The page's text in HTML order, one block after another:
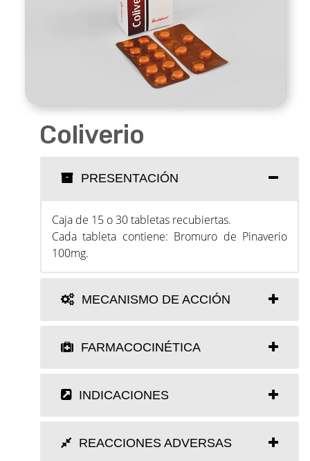
Coliverio
PRESENTACIÓN
Caja de 15 o 30 tabletas recubiertas.
Cada tableta contiene: Bromuro de Pinaverio
100mg.
MECANISMO DE ACCIÓN
FARMACOCINÉTICA
INDICACIONES
REACCIONES ADVERSAS